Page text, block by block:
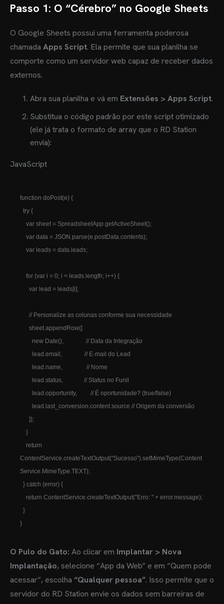
Passo 1: O “Cérebro” no Google Sheets
O Google Sheets possui uma ferramenta poderosa
chamada Apps Script. Ela permite que sua planilha se
comporte como um servidor web capaz de receber dados
externos.
Abra sua planilha e vá em Extensões > Apps Script.
Substitua o código padrão por este script otimizado
(ele já trata o formato de array que o RD Station
envia):
JavaScript
function doPost(e) {
ContentService.createTextOutput("Sucesso").setMimeType(Content
Service.MimeType.TEXT);
O Pulo do Gato: Ao clicar em Implantar > Nova
Implantação, selecione “App da Web” e em “Quem pode
acessar”, escolha “Qualquer pessoa”. Isso permite que o
servidor do RD Station envie os dados sem barreiras de